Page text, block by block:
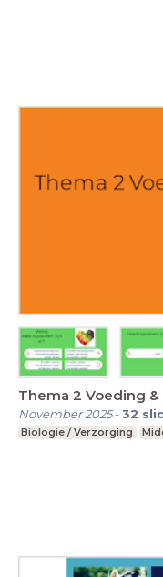
Thema 2 Voeding &
November 2025-32
Biologie / Verzorging